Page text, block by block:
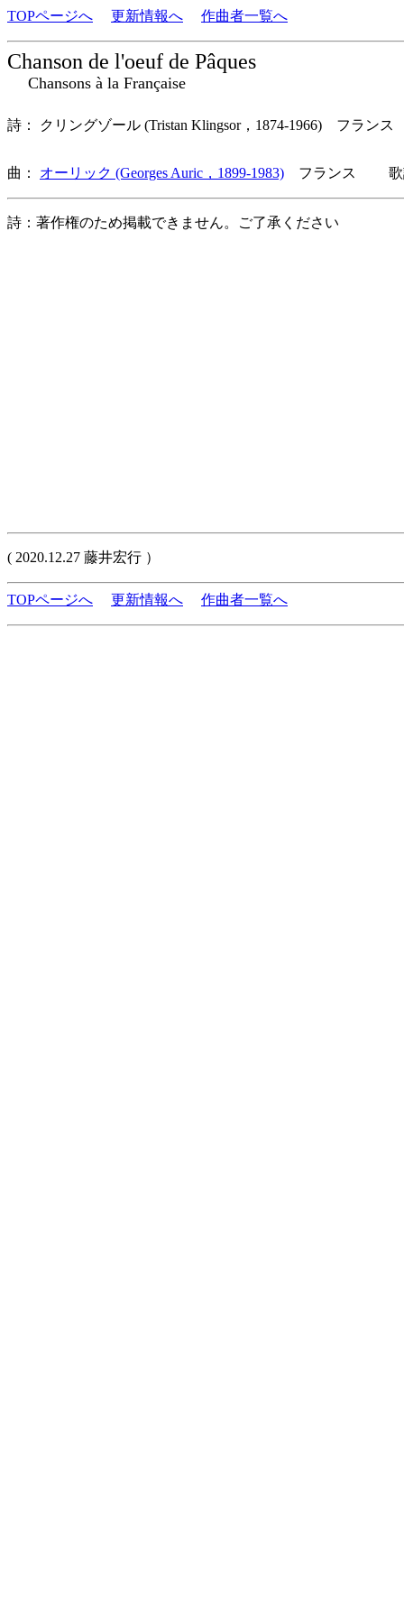
TOPページへ 更新情報へ 作曲者一覧へ
Chanson de l'oeuf de Pâques
Chansons à la Française
詩： クリングゾール (Tristan Klingsor，1874-1966) フランス
曲： オーリック (Georges Auric，1899-1983) フランス 歌詞
詩：著作権のため掲載できません。ご了承ください
( 2020.12.27 藤井宏行 ）
TOPページへ 更新情報へ 作曲者一覧へ